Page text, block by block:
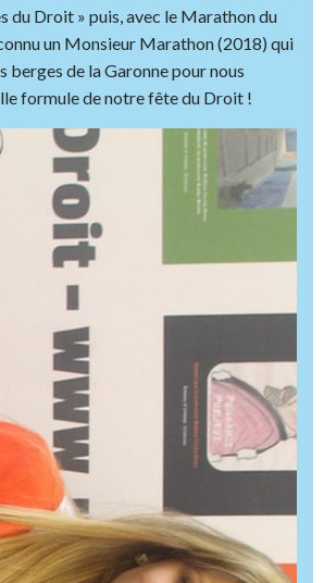
du Droit » puis, avec le Marathon du
un Monsieur Marathon (2018) qui
berges de la Garonne pour nous
formule de notre fête du Droit !